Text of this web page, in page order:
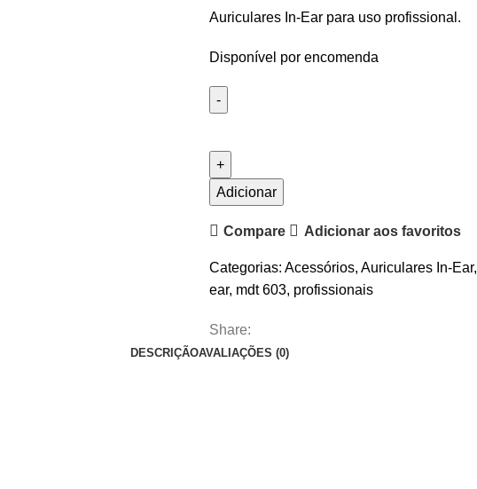
Auriculares In-Ear para uso profissional.
Disponível por encomenda
Auriculares
In
AudioDesign
Adicionar
Compare Adicionar aos favoritos
Categorias: Acessórios, Auriculares In-Ear,
ear, mdt 603, profissionais
Share:
DESCRIÇÃOAVALIAÇÕES (0)